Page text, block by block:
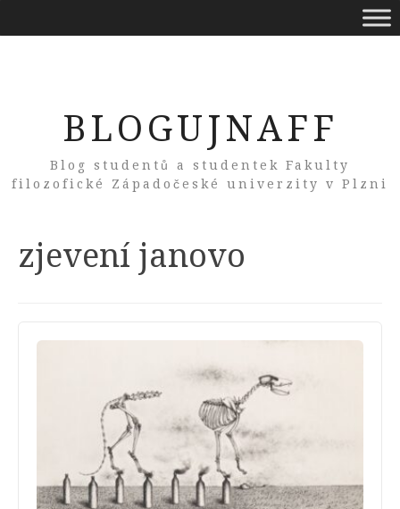
BLOGUJNAFF
Blog studentů a studentek Fakulty
filozofické Západočeské univerzity v Plzni
Tag:
zjevení janovo